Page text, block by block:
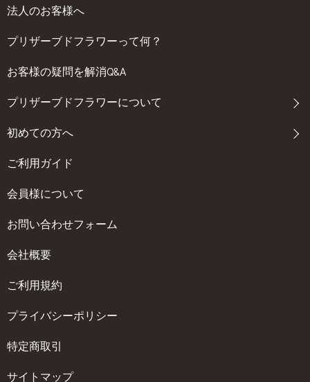
法人のお客様へ
プリザーブドフラワーって何？
お客様の疑問を解消Q&A
プリザーブドフラワーについて
初めての方へ
ご利用ガイド
会員様について
お問い合わせフォーム
会社概要
ご利用規約
プライバシーポリシー
特定商取引
サイトマップ